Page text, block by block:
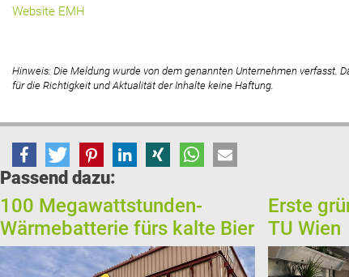
Website EMH
Hinweis: Die Meldung wurde von dem genannten Unternehmen verfasst.
für die Richtigkeit und Aktualität der Inhalte keine Haftung.
Passend dazu:
100 Megawattstunden-
Wärmebatterie fürs kalte Bier
Erste
TU Wien